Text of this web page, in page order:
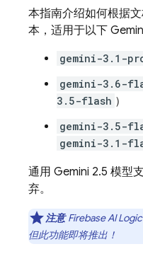
本指南介绍如何根据
本，适用于以下
gemini-3.1-
gemini-3.6-
3.5-flash ）
gemini-3.5-
gemini-3.1-
通用 Gemini 2.5 模型
弃。
注意 Firebase AI Logic
但此功能即将推出！